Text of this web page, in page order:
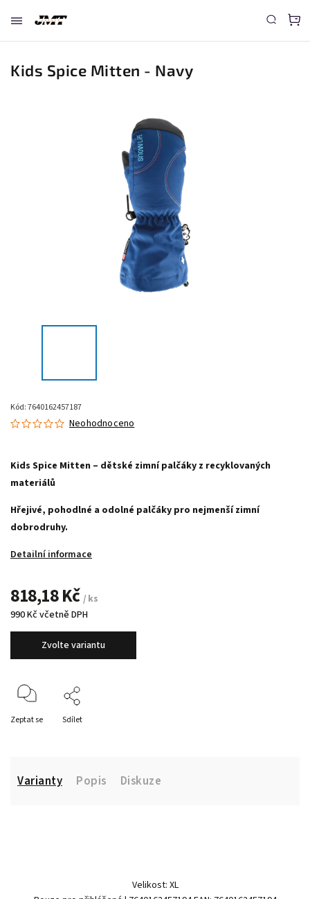
Kids Spice Mitten - Navy
Kód:7640162457187
Neohodnoceno
Kids Spice Mitten – dětské zimní palčáky z recyklovaných
materiálů
Hřejivé, pohodlné a odolné palčáky pro nejmenší zimní
dobrodruhy.
Detailní informace
818,18 Kč / ks
990 Kč včetně DPH
Zvolte variantu
Zeptat se Sdílet
Varianty Popis Diskuze
Velikost: XL